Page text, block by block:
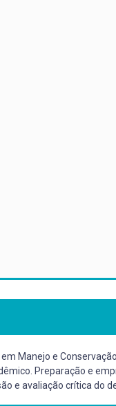
Manejo e
Preparação e
e avaliação crítica do